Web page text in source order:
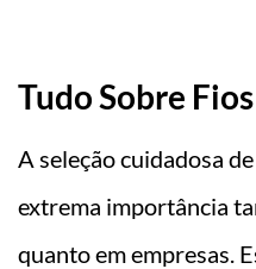
Tudo Sobre
A seleção cuidadosa
extrema importância
quanto em empresas.